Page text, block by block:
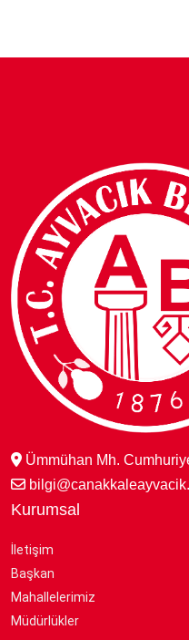
Ümmühan Mh.
Kurumsal
İletişim
Başkan
Mahallelerimiz
Müdürlükler